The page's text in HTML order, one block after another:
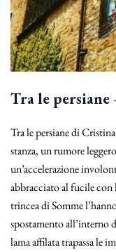
Tra le
Tra le persiane di
stanza, un rumore
un’accelerazione
abbracciato al fucile con
trincea di Somme
spostamento all’interno
lama affilata trapassa le